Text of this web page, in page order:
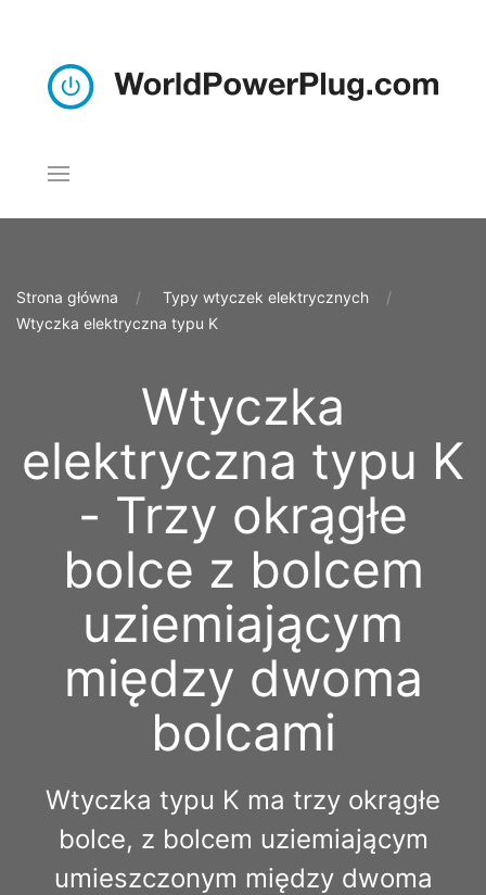
Strona główna
Typy wtyczek elektrycznych
Wtyczka elektryczna typu K
Wtyczka
elektryczna typu K
- Trzy okrągłe
bolce z bolcem
uziemiającym
między dwoma
bolcami
Wtyczka typu K ma trzy okrągłe
bolce, z bolcem uziemiającym
umieszczonym między dwoma